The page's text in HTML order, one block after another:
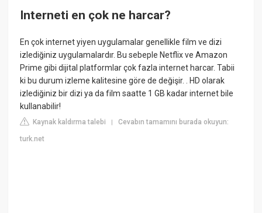
Interneti en çok ne harcar?
En çok internet yiyen uygulamalar genellikle film ve dizi
izlediğiniz uygulamalardır. Bu sebeple Netflix ve Amazon
Prime gibi dijital platformlar çok fazla internet harcar. Tabii
ki bu durum izleme kalitesine göre de değişir. . HD olarak
izlediğiniz bir dizi ya da film saatte 1 GB kadar internet bile
kullanabilir!
Kaynak kaldırma talebi |Cevabın tamamını burada okuyun:
turk.net